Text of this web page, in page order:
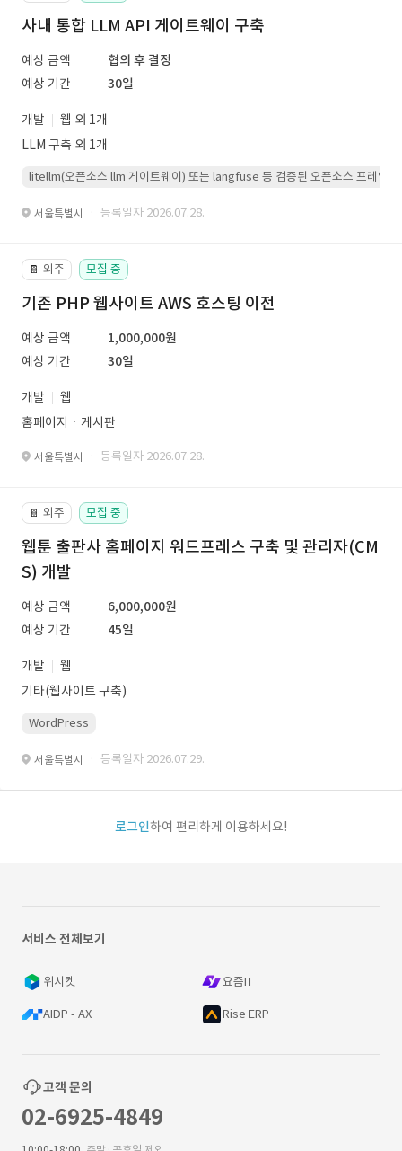
사내 통합 LLM API 게이트웨이 구축
예상 금액
협의 후 결정
예상 기간
30일
개발
웹 외 1개
LLM 구축 외 1개
litellm(오픈소스 llm 게이트웨이) 또는 langfuse 등 검증된 오픈소스 프레임워
서울특별시 · 등록일자 2026.07.28.
📔 외주 모집 중
기존 PHP 웹사이트 AWS 호스팅 이전
예상 금액
1,000,000원
예상 기간
30일
개발
웹
홈페이지ㆍ게시판
서울특별시 · 등록일자 2026.07.28.
📔 외주 모집 중
웹툰 출판사 홈페이지 워드프레스 구축 및 관리자(CM
S) 개발
예상 금액
6,000,000원
예상 기간
45일
개발
웹
기타(웹사이트 구축)
WordPress
서울특별시 · 등록일자 2026.07.29.
로그인하여 편리하게 이용하세요!
서비스 전체보기
위시켓 요즘IT
AIDP - AX Rise ERP
고객 문의
02-6925-4849